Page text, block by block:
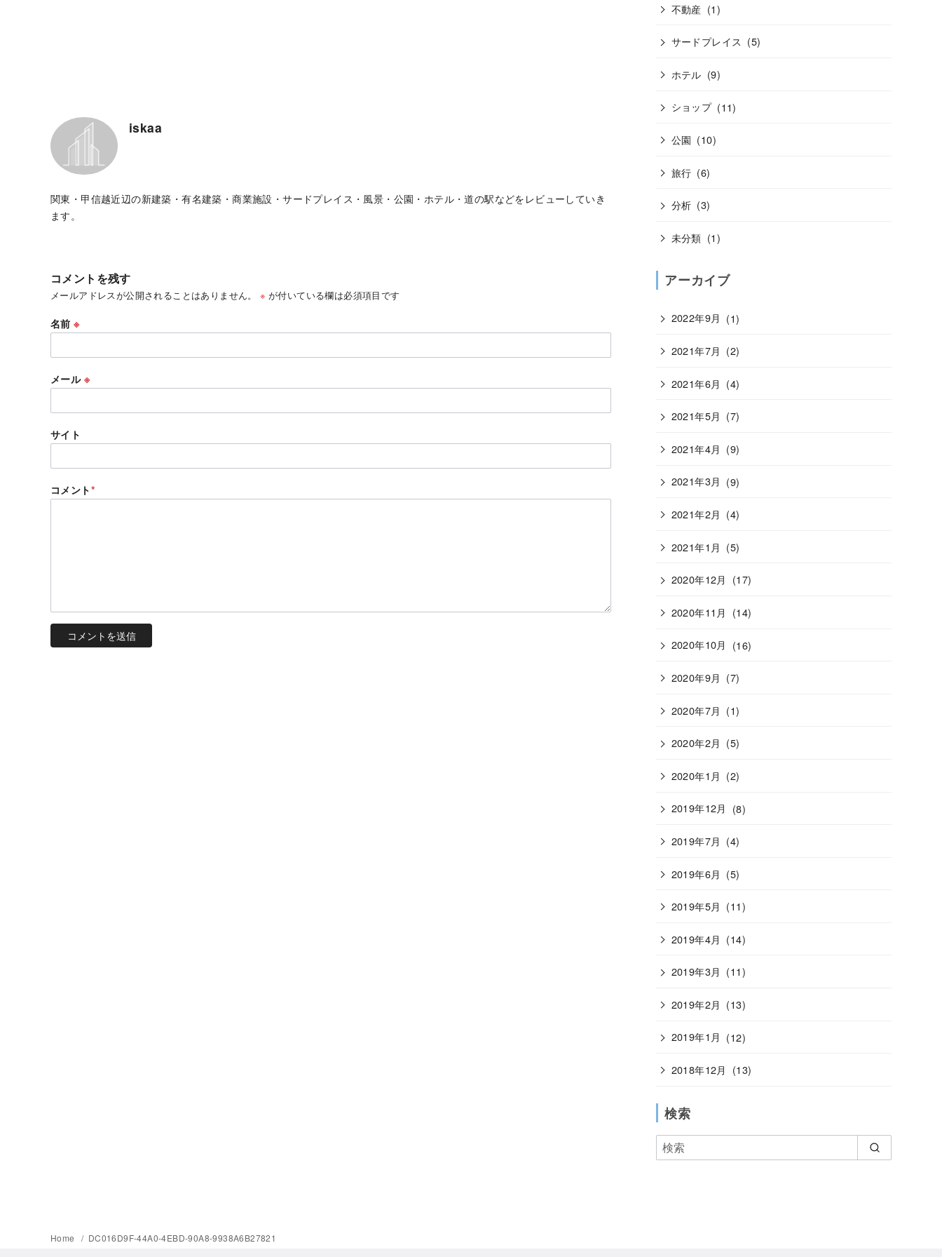
iskaa
関東・甲信越近辺の新建築・有名建築・商業施設・サードプレイス・風景・公園・ホテル・道の駅などをレビューしていき
ます。
コメントを残す
メールアドレスが公開されることはありません。 ※ が付いている欄は必須項目です
名前※
メール ※
サイト
コメント*
不動産 (1)
サードプレイス (5)
ホテル (9)
ショップ (11)
公園 (10)
旅行 (6)
分析 (3)
未分類 (1)
アーカイブ
2022年9月 (1)
2021年7月 (2)
2021年6月 (4)
2021年5月 (7)
2021年4月 (9)
2021年3月 (9)
2021年2月 (4)
2021年1月 (5)
2020年12月 (17)
2020年11月 (14)
2020年10月 (16)
2020年9月 (7)
2020年7月 (1)
2020年2月 (5)
2020年1月 (2)
2019年12月 (8)
2019年7月 (4)
2019年6月 (5)
2019年5月 (11)
2019年4月 (14)
2019年3月 (11)
2019年2月 (13)
2019年1月 (12)
2018年12月 (13)
検索
Home DC016D9F-44A0-4EBD-90A8-9938A6B27821